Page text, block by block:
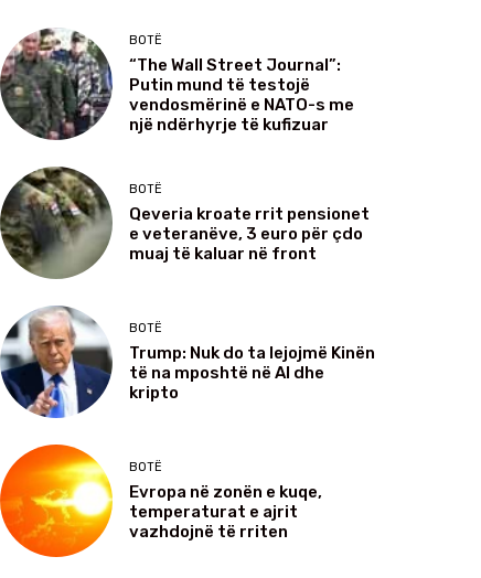
BOTË
“The Wall Street Journal”:
Putin mund të testojë
vendosmërinë e NATO-s me
një ndërhyrje të kufizuar
BOTË
Qeveria kroate rrit pensionet
e veteranëve, 3 euro për çdo
muaj të kaluar në front
BOTË
Trump: Nuk do ta lejojmë Kinën
të na mposhtë në Al dhe
kripto
BOTË
Evropa në zonën e kuqe,
temperaturat e ajrit
vazhdojnë të rriten